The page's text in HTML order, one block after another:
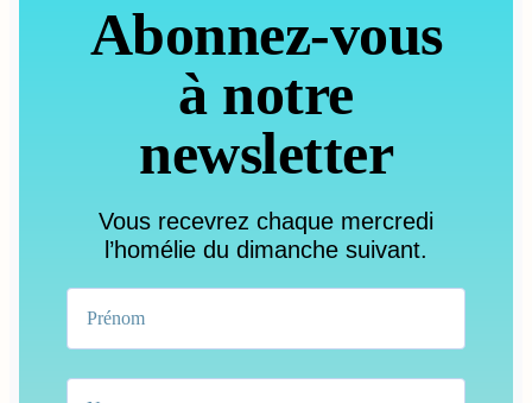
Abonnez-vous
à notre
newsletter
Vous recevrez chaque mercredi
l’homélie du dimanche suivant.